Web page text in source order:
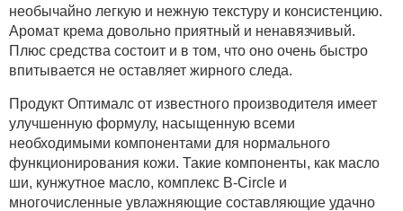
необычайно легкую и нежную текстуру и консистенцию.
Аромат крема довольно приятный и ненавязчивый.
Плюс средства состоит и в том, что оно очень быстро
впитывается не оставляет жирного следа.
Продукт Оптималс от известного производителя имеет
улучшенную формулу, насыщенную всеми
необходимыми компонентами для нормального
функционирования кожи. Такие компоненты, как масло
ши, кунжутное масло, комплекс В-Circle и
многочисленные увлажняющие составляющие удачно